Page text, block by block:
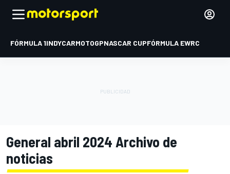
FÓRMULA 1INDYCARMOTOGPNASCAR CUPFÓRMULA EWRC
General abril 2024 Archivo de
noticias